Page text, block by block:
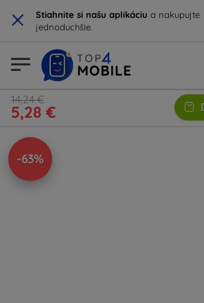
× Stiahnite si našu aplikáciu a nakupujte
jednoduchšie.
14,24 €
5,28 €
-63%